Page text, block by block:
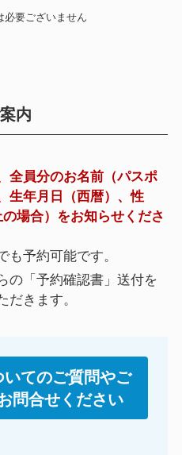
必要ございません
内
全員分のお名前（パスポ
生年月日（西暦）、性
場合）をお知らせくださ
予約可能です。
の「予約確認書」送付を
だきます。
てのご質問やご
問合せください